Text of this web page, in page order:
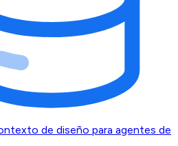
de diseño para agentes de